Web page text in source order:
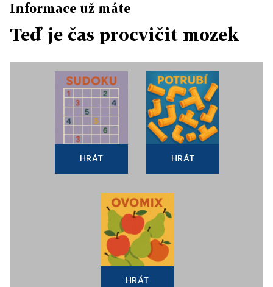
Informace už máte
Teď je čas procvičit mozek
HRÁT HRÁT
HRÁT